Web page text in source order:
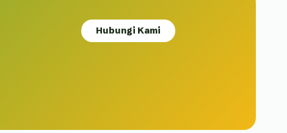
Hubungi Kami